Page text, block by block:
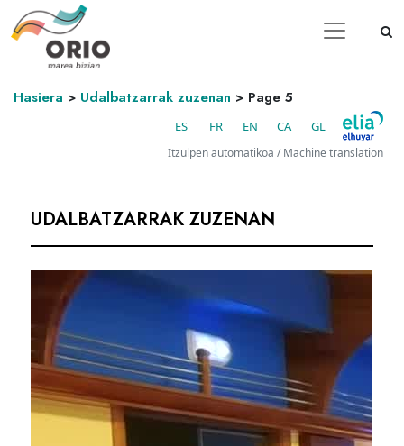
Hasiera > Udalbatzarrak zuzenan > Page 5
ES FR EN CA GL
Itzulpen automatikoa / Machine translation
UDALBATZARRAK ZUZENAN